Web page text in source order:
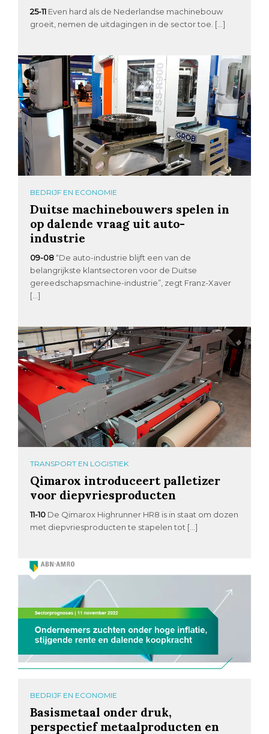
25-11 Even hard als de Nederlandse machinebouw
groeit, nemen de uitdagingen in de sector toe. […]
BEDRIJF EN ECONOMIE
Duitse machinebouwers spelen in
op dalende vraag uit auto-
industrie
09-08 “De auto-industrie blijft een van de
belangrijkste klantsectoren voor de Duitse
gereedschapsmachine-industrie”, zegt Franz-Xaver
[…]
TRANSPORT EN LOGISTIEK
Qimarox introduceert palletizer
voor diepvriesproducten
11-10 De Qimarox Highrunner HR8 is in staat om dozen
met diepvriesproducten te stapelen tot […]
BEDRIJF EN ECONOMIE
Basismetaal onder druk,
perspectief metaalproducten en